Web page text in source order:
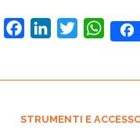
FacebookLinkedInTwitter
STRUMENTI E